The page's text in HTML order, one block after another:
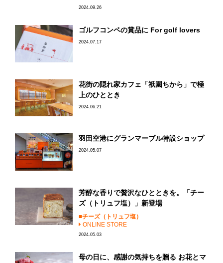
2024.09.26
ゴルフコンペの賞品に For golf lovers
2024.07.17
花街の隠れ家カフェ「祇園ちから」で極
上のひととき
2024.06.21
羽田空港にグランマーブル特設ショップ
2024.05.07
芳醇な香りで贅沢なひとときを。「チー
ズ（トリュフ塩）」新登場
チーズ（トリュフ塩）
ONLINE STORE
2024.05.03
母の日に、感謝の気持ちを贈る お花とマ